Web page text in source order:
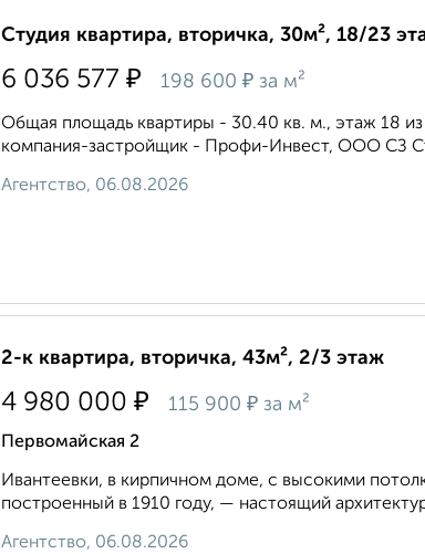
Студия квартира, вторичка, 30м², 18/23
6 036 577 ₽ 198 600 ₽ за м²
Общая площадь квартиры - 30.40 кв. м., этаж 18
компания-застройщик - Профи-Инвест, ООО СЗ
Агентство, 06.08.2026
2-к квартира, вторичка, 43м², 2/3 этаж
4 980 000 ₽ 115 900 ₽ за м²
Первомайская 2
Ивантеевки, в кирпичном доме, с высокими
построенный в 1910 году, — настоящий
Агентство, 06.08.2026